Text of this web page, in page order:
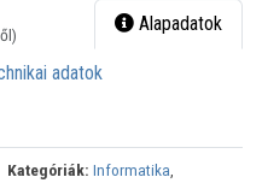
Alapadatok
adatok
Kategóriák: Informatika,